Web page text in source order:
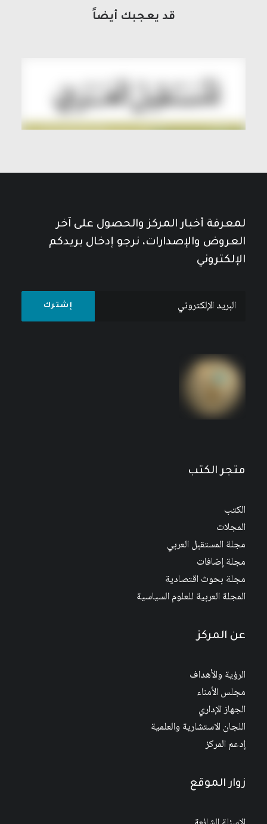
قد يعجبك أيضاً
لمعرفة أخبار المركز والحصول على آخر
العروض والإصدارات، نرجو إدخال بريدكم
الإلكتروني
متجر الكتب
الكتب
المجلات
مجلة المستقبل العربي
مجلة إضافات
مجلة بحوث اقتصادية
المجلة العربية للعلوم السياسية
عن المركز
الرؤية والأهداف
مجلس الأمناء
الجهاز الإداري
اللجان الاستشارية والعلمية
إدعم المركز
زوار الموقع